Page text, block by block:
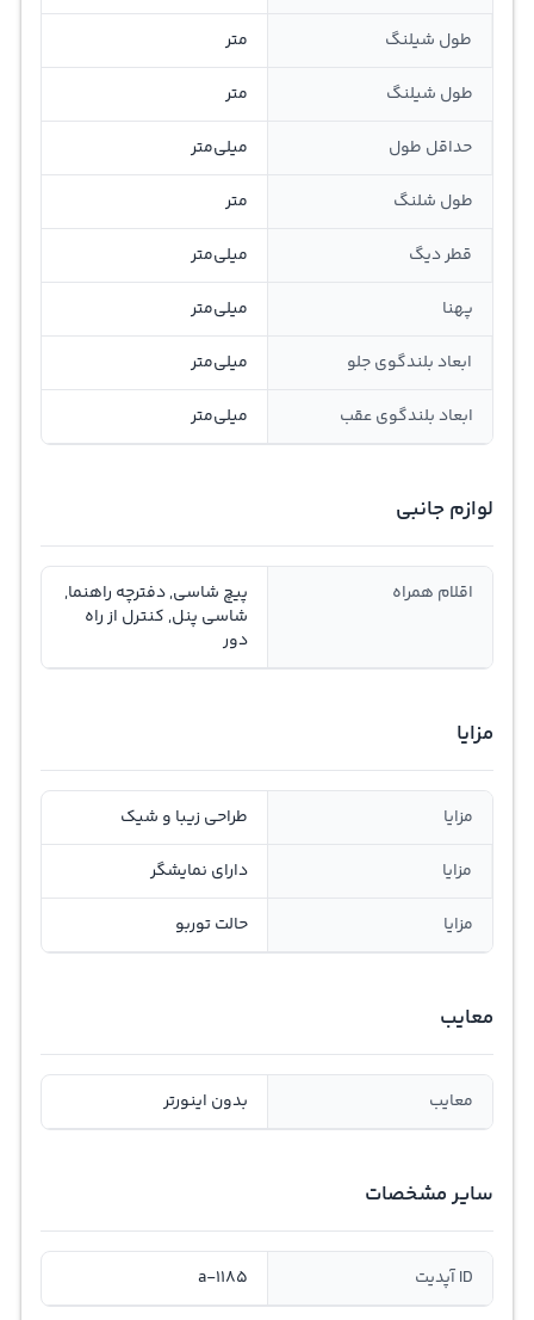
طول شیلنگ متر
طول شیلنگ متر
حداقل طول میلی‌متر
طول شلنگ متر
قطر دیگ میلی‌متر
پهنا میلی‌متر
ابعاد بلندگوی جلو میلی‌متر
ابعاد بلندگوی عقب میلی‌متر
لوازم جانبی
اقلام همراه
پیچ شاسی, دفترچه راهنما,
شاسی پنل, کنترل از راه
دور
مزایا
مزایا طراحی زیبا و شیک
مزایا دارای نمایشگر
مزایا حالت توربو
معایب
معایب بدون اینورتر
سایر مشخصات
ID آپدیت a-1185